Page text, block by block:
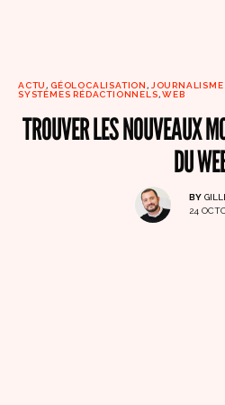
ACTU , GÉOLOCALISATION ,
SYSTÈMES RÉDACTIONNELS, WEB
TROUVER LES NOUVEAUX
DU
BY
24